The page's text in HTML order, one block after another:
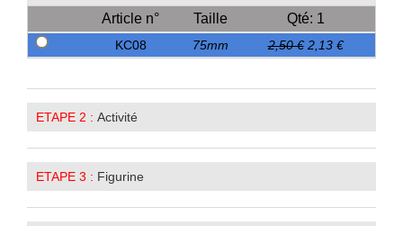
Article n° Taille Qté: 1
KC08 75mm 2,50 € 2,13 €
ETAPE 2 : Activité
ETAPE 3 : Figurine